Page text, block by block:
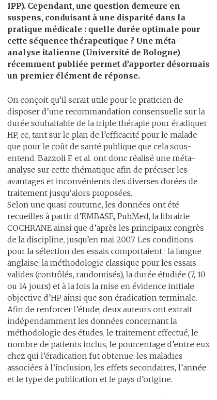
IPP). Cependant, une question demeure en
suspens, conduisant à une disparité dans la
pratique médicale : quelle durée optimale pour
cette séquence thérapeutique ? Une méta-
analyse italienne (Université de Bologne)
récemment publiée permet d’apporter désormais
un premier élément de réponse.
On conçoit qu’il serait utile pour le praticien de
disposer d’une recommandation consensuelle sur la
durée souhaitable de la triple thérapie pour éradiquer
HP, ce, tant sur le plan de l’efficacité pour le malade
que pour le coût de santé publique que cela sous-
entend. Bazzoli F. et al. ont donc réalisé une méta-
analyse sur cette thématique afin de préciser les
avantages et inconvénients des diverses durées de
traitement jusqu’alors proposées.
Selon une quasi coutume, les données ont été
recueilles à partir d’EMBASE, PubMed, la librairie
COCHRANE ainsi que d’après les principaux congrès
de la discipline, jusqu’en mai 2007. Les conditions
pour la sélection des essais comportaient : la langue
anglaise, la méthodologie classique pour les essais
valides (contrôlés, randomisés), la durée étudiée (7, 10
ou 14 jours) et à la fois la mise en évidence initiale
objective d’HP ainsi que son éradication terminale.
Afin de renforcer l’étude, deux auteurs ont extrait
indépendamment les données concernant la
méthodologie des études, le traitement effectué, le
nombre de patients inclus, le pourcentage d’entre eux
chez qui l’éradication fut obtenue, les maladies
associées à l’inclusion, les effets secondaires, l’année
et le type de publication et le pays d’origine.